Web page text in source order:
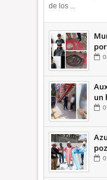
de los ...
un